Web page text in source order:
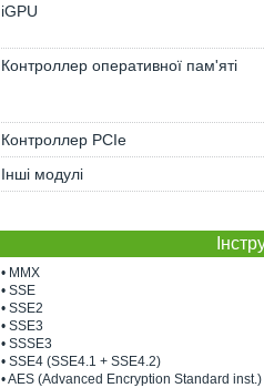
iGPU
Контроллер оперативної пам'яті
Контроллер PCIe
Інші модулі
• MMX
• SSE
• SSE2
• SSE3
• SSSE3
• SSE4 (SSE4.1 + SSE4.2)
• AES (Advanced Encryption Standard inst.)